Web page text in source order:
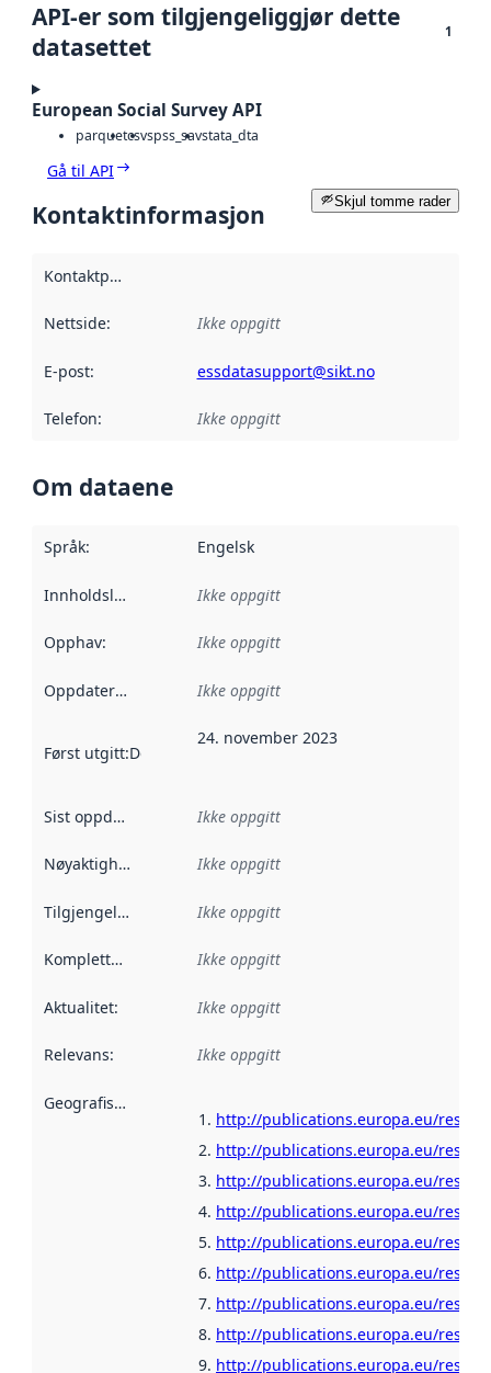
API-er som tilgjengeliggjør dette
datasettet
1
European Social Survey API
parquetcsvspss_savstata_dta
Gå til API
Skjul tomme rader
Kontaktinformasjon
Kontaktpunkt
Nettside: Ikke oppgitt
E-post: essdatasupport@sikt.no
Telefon: Ikke oppgitt
Om dataene
Språk: Engelsk
Innholdsleverandører :
Ikke oppgitt
Opphav: Ikke oppgitt
Oppdateringsfrekvens :
Ikke oppgitt
Først utgitt:Denne datoen sier når dataene i dette
24. november 2023
Sist oppdatert Ikke oppgitt
Nøyaktighet Ikke oppgitt
Tilgjengelighet Ikke oppgitt
Kompletthet Ikke oppgitt
Aktualitet: Ikke oppgitt
Relevans: Ikke oppgitt
Geografisk avgrensning
http://publications.europa.eu/
http://publications.europa.eu/
http://publications.europa.eu/
http://publications.europa.eu/
http://publications.europa.eu/
http://publications.europa.eu/
http://publications.europa.eu/
http://publications.europa.eu/
http://publications.europa.eu/